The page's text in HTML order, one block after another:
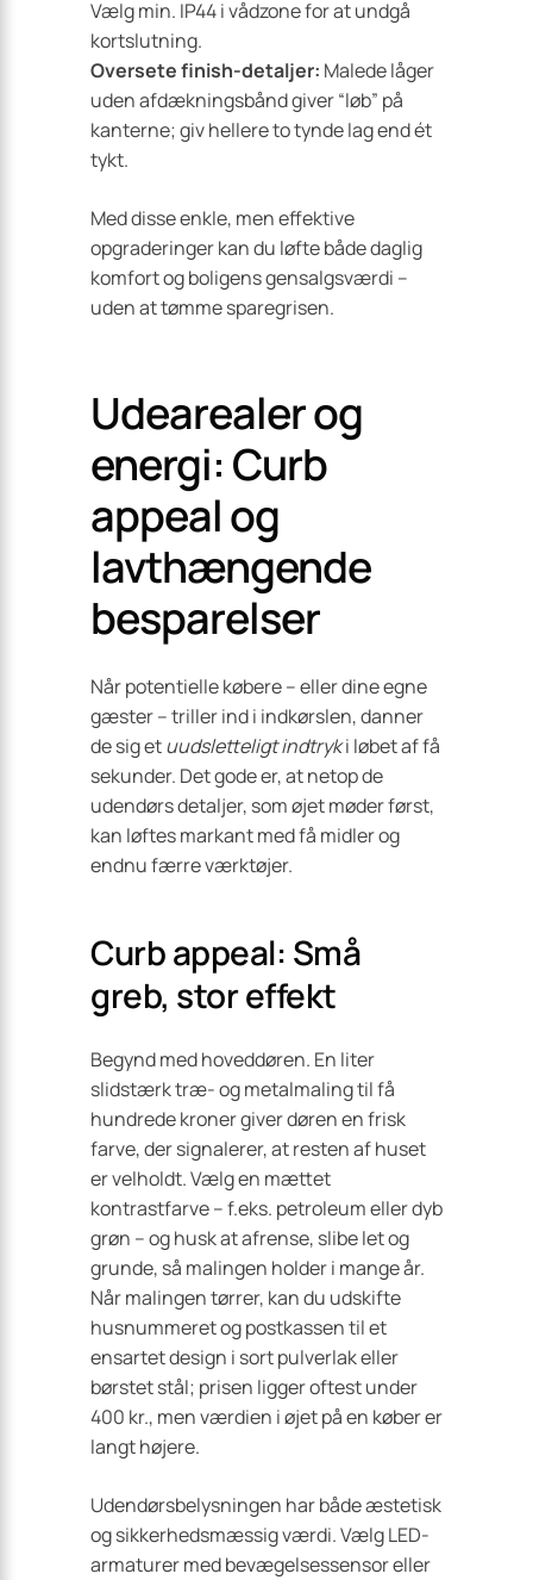
Vælg min. IP44 i vådzone for at undgå
kortslutning.
Oversete finish-detaljer: Malede låger
uden afdæknings­bånd giver “løb” på
kanterne; giv hellere to tynde lag end ét
tykt.
Med disse enkle, men effektive
opgraderinger kan du løfte både daglig
komfort og boligens gensalgsværdi –
uden at tømme sparegrisen.
Udearealer og
energi: Curb
appeal og
lavthængende
besparelser
Når potentielle købere – eller dine egne
gæster – triller ind i indkørslen, danner
de sig etuudsletteligt indtryki løbet af få
sekunder. Det gode er, at netop de
udendørs detaljer, som øjet møder først,
kan løftes markant med få midler og
endnu færre værktøjer.
Curb appeal: Små
greb, stor effekt
Begynd med hoveddøren. En liter
slidstærk træ- og metalmaling til få
hundrede kroner giver døren en frisk
farve, der signalerer, at resten af huset
er velholdt. Vælg en mættet
kontrastfarve – f.eks. petroleum eller dyb
grøn – og husk at afrense, slibe let og
grunde, så malingen holder i mange år.
Når malingen tørrer, kan du udskifte
husnummeret og postkassen til et
ensartet design i sort pulverlak eller
børstet stål; prisen ligger oftest under
400 kr., men værdien i øjet på en køber er
langt højere.
Udendørsbelysningen har både æstetisk
og sikkerhedsmæssig værdi. Vælg LED-
armaturer med bevægelsessensor eller